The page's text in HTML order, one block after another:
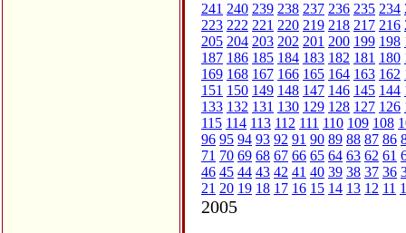
241 240 239 238 237 236 235 234
223 222 221 220 219 218 217 216
205 204 203 202 201 200 199 198
187 186 185 184 183 182 181 180
169 168 167 166 165 164 163 162
151 150 149 148 147 146 145 144
133 132 131 130 129 128 127 126
115 114 113 112 111 110 109 108
96 95 94 93 92 91 90 89 88 87 86
71 70 69 68 67 66 65 64 63 62 61
46 45 44 43 42 41 40 39 38 37 36
21 20 19 18 17 16 15 14 13 12 11
2005